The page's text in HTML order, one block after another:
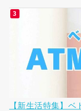
【新生活特集】